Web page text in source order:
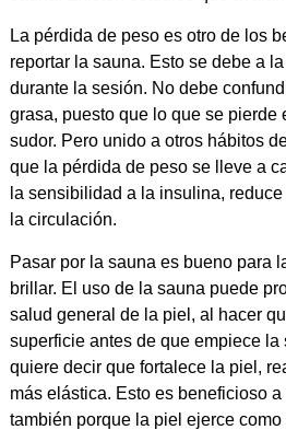
La pérdida de peso es otro de los
reportar la sauna. Esto se debe a
durante la sesión. No debe
grasa, puesto que lo que se pierde
sudor. Pero unido a otros hábitos
que la pérdida de peso se lleve a
la sensibilidad a la insulina,
la circulación.
Pasar por la sauna es bueno para
brillar. El uso de la sauna puede
salud general de la piel, al hacer
superficie antes de que empiece la
quiere decir que fortalece la piel,
más elástica. Esto es beneficioso
también porque la piel ejerce como